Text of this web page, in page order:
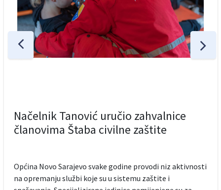
Načelnik Tanović uručio zahvalnice
članovima Štaba civilne zaštite
Općina Novo Sarajevo svake godine provodi niz aktivnosti
na opremanju službi koje su u sistemu zaštite i